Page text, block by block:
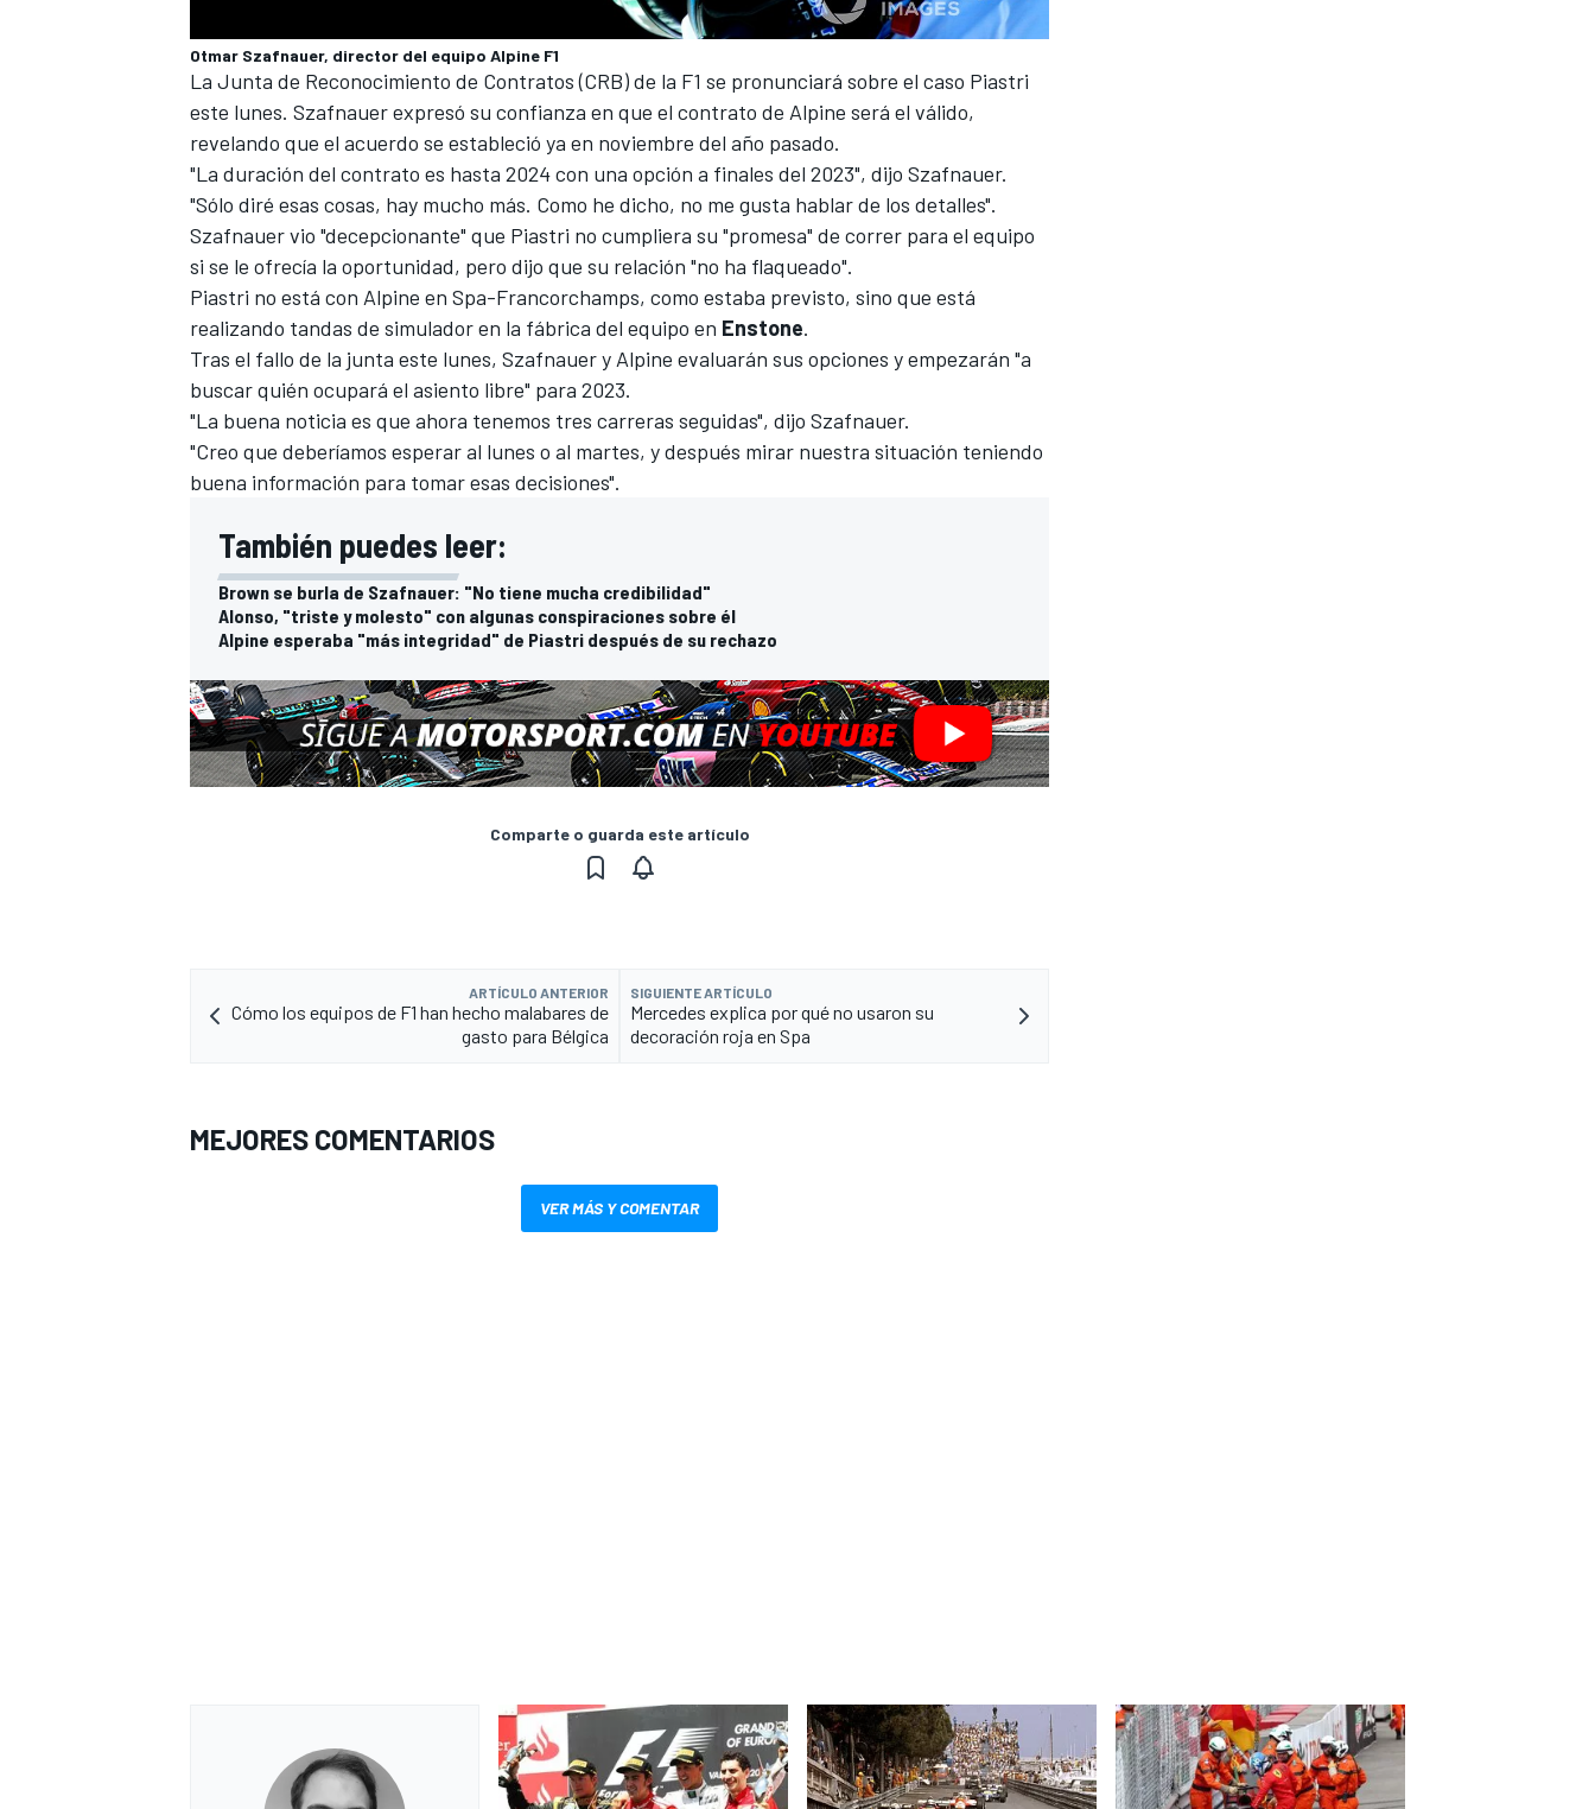
Otmar Szafnauer, director del equipo Alpine F1
La Junta de Reconocimiento de Contratos (CRB) de la F1 se pronunciará sobre el caso Piastri
este lunes. Szafnauer expresó su confianza en que el contrato de Alpine será el válido,
revelando que el acuerdo se estableció ya en noviembre del año pasado.
"La duración del contrato es hasta 2024 con una opción a finales del 2023", dijo Szafnauer.
"Sólo diré esas cosas, hay mucho más. Como he dicho, no me gusta hablar de los detalles".
Szafnauer vio "decepcionante" que Piastri no cumpliera su "promesa" de correr para el equipo
si se le ofrecía la oportunidad, pero dijo que su relación "no ha flaqueado".
Piastri no está con Alpine en Spa-Francorchamps, como estaba previsto, sino que está
realizando tandas de simulador en la fábrica del equipo en Enstone.
Tras el fallo de la junta este lunes, Szafnauer y Alpine evaluarán sus opciones y empezarán "a
buscar quién ocupará el asiento libre" para 2023.
"La buena noticia es que ahora tenemos tres carreras seguidas", dijo Szafnauer.
"Creo que deberíamos esperar al lunes o al martes, y después mirar nuestra situación teniendo
buena información para tomar esas decisiones".
También puedes leer:
Brown se burla de Szafnauer: "No tiene mucha credibilidad"
Alonso, "triste y molesto" con algunas conspiraciones sobre él
Alpine esperaba "más integridad" de Piastri después de su rechazo
Comparte o guarda este artículo
ARTÍCULO ANTERIOR
Cómo los equipos de F1 han hecho malabares de
gasto para Bélgica
SIGUIENTE ARTÍCULO
Mercedes explica por qué no usaron su
decoración roja en Spa
MEJORES COMENTARIOS
VER MÁS Y COMENTAR